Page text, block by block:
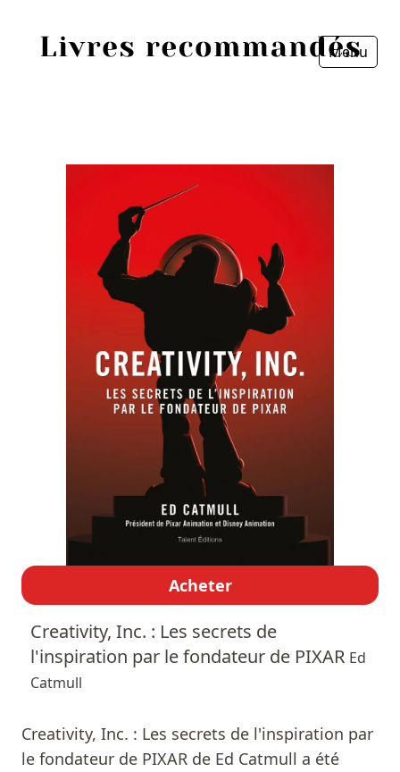
Menu
Acheter
Creativity, Inc. : Les secrets de
l'inspiration par le fondateur de PIXAR Ed
Catmull
Creativity, Inc. : Les secrets de l'inspiration par
le fondateur de PIXAR de Ed Catmull a été
Personnes
Livres les plus recommandés
Prix littéraires
Fermer